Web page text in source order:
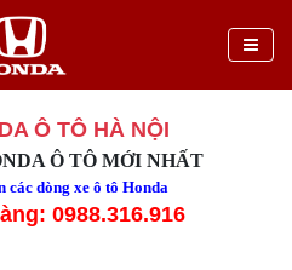
Ô TÔ HÀ NỘI
Ô TÔ MỚI NHẤT
dòng xe ô tô Honda
0988.316.916